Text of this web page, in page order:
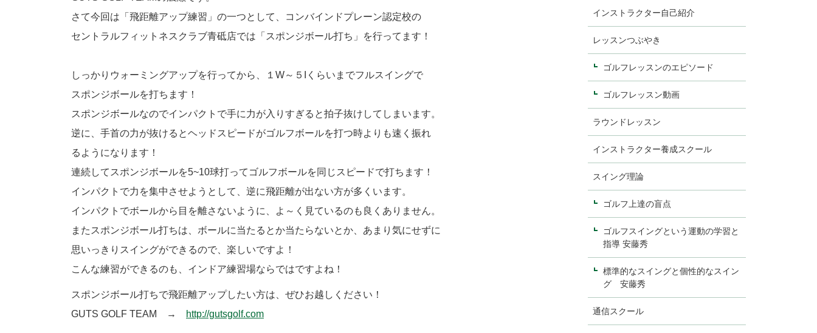
さて今回は「飛距離アップ練習」の一つとして、コンバインドプレーン認定校の
セントラルフィットネスクラブ青砥店では「スポンジボール打ち」を行ってます！
しっかりウォーミングアップを行ってから、１W～５Iくらいまでフルスイングで
スポンジボールを打ちます！
スポンジボールなのでインパクトで手に力が入りすぎると拍子抜けしてしまいます。
逆に、手首の力が抜けるとヘッドスピードがゴルフボールを打つ時よりも速く振れ
るようになります！
連続してスポンジボールを5~10球打ってゴルフボールを同じスピードで打ちます！
インパクトで力を集中させようとして、逆に飛距離が出ない方が多くいます。
インパクトでボールから目を離さないように、よ～く見ているのも良くありません。
またスポンジボール打ちは、ボールに当たるとか当たらないとか、あまり気にせずに
思いっきりスイングができるので、楽しいですよ！
こんな練習ができるのも、インドア練習場ならではですよね！
スポンジボール打ちで飛距離アップしたい方は、ぜひお越しください！
GUTS GOLF TEAM →
http://gutsgolf.com
インストラクター自己紹介
レッスンつぶやき
ゴルフレッスンのエピソード
ゴルフレッスン動画
ラウンドレッスン
インストラクター養成スクール
スイング理論
ゴルフ上達の盲点
ゴルフスイングという運動の学習と
指導 安藤秀
標準的なスイングと個性的なスイン
グ 安藤秀
通信スクール